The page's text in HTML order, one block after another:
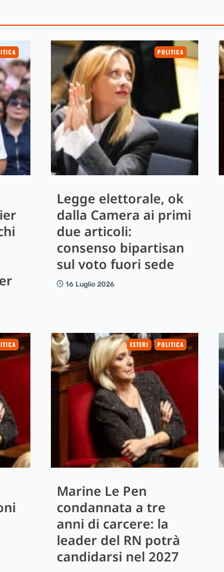
POLITICA
Legge elettorale, ok
dalla Camera ai primi
due articoli:
consenso bipartisan
sul voto fuori sede
16 Luglio 2026
ESTERI POLITICA
Marine Le Pen
condannata a tre
anni di carcere: la
leader del RN potrà
candidarsi nel 2027